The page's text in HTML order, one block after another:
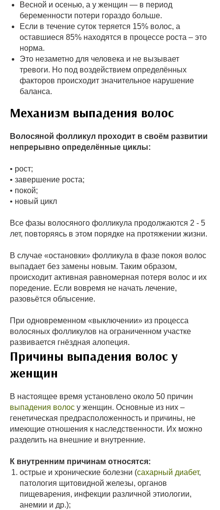
Весной и осенью, а у женщин — в период
беременности потери гораздо больше.
Если в течение суток теряется 15% волос, а
оставшиеся 85% находятся в процессе роста – это
норма.
Это незаметно для человека и не вызывает
тревоги. Но под воздействием определённых
факторов происходит значительное нарушение
баланса.
Механизм выпадения волос
Волосяной фолликул проходит в своём развитии
непрерывно определённые циклы:
• рост;
• завершение роста;
• покой;
• новый цикл
Все фазы волосяного фолликула продолжаются 2 - 5
лет, повторяясь в этом порядке на протяжении жизни.
В случае «остановки» фолликула в фазе покоя волос
выпадает без замены новым. Таким образом,
происходит активная равномерная потеря волос и их
поредение. Если вовремя не начать лечение,
разовьётся облысение.
При одновременном «выключении» из процесса
волосяных фолликулов на ограниченном участке
развивается гнёздная алопеция.
Причины выпадения волос у
женщин
В настоящее время установлено около 50 причин
выпадения волос у женщин. Основные из них –
генетическая предрасположенность и причины, не
имеющие отношения к наследственности. Их можно
разделить на внешние и внутренние.
К внутренним причинам относятся:
острые и хронические болезни (сахарный диабет,
патология щитовидной железы, органов
пищеварения, инфекции различной этиологии,
анемии и др.);